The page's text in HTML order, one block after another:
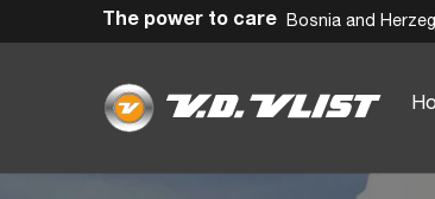
Bosnia and
The power to care